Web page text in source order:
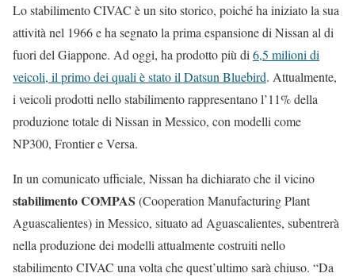
Lo stabilimento CIVAC è un sito storico, poiché ha iniziato la sua
attività nel 1966 e ha segnato la prima espansione di Nissan al di
fuori del Giappone. Ad oggi, ha prodotto più di 6,5 milioni di
veicoli, il primo dei quali è stato il Datsun Bluebird. Attualmente,
i veicoli prodotti nello stabilimento rappresentano l’11% della
produzione totale di Nissan in Messico, con modelli come
NP300, Frontier e Versa.
In un comunicato ufficiale, Nissan ha dichiarato che il vicino
stabilimento COMPAS (Cooperation Manufacturing Plant
Aguascalientes) in Messico, situato ad Aguascalientes, subentrerà
nella produzione dei modelli attualmente costruiti nello
stabilimento CIVAC una volta che quest’ultimo sarà chiuso. “Da